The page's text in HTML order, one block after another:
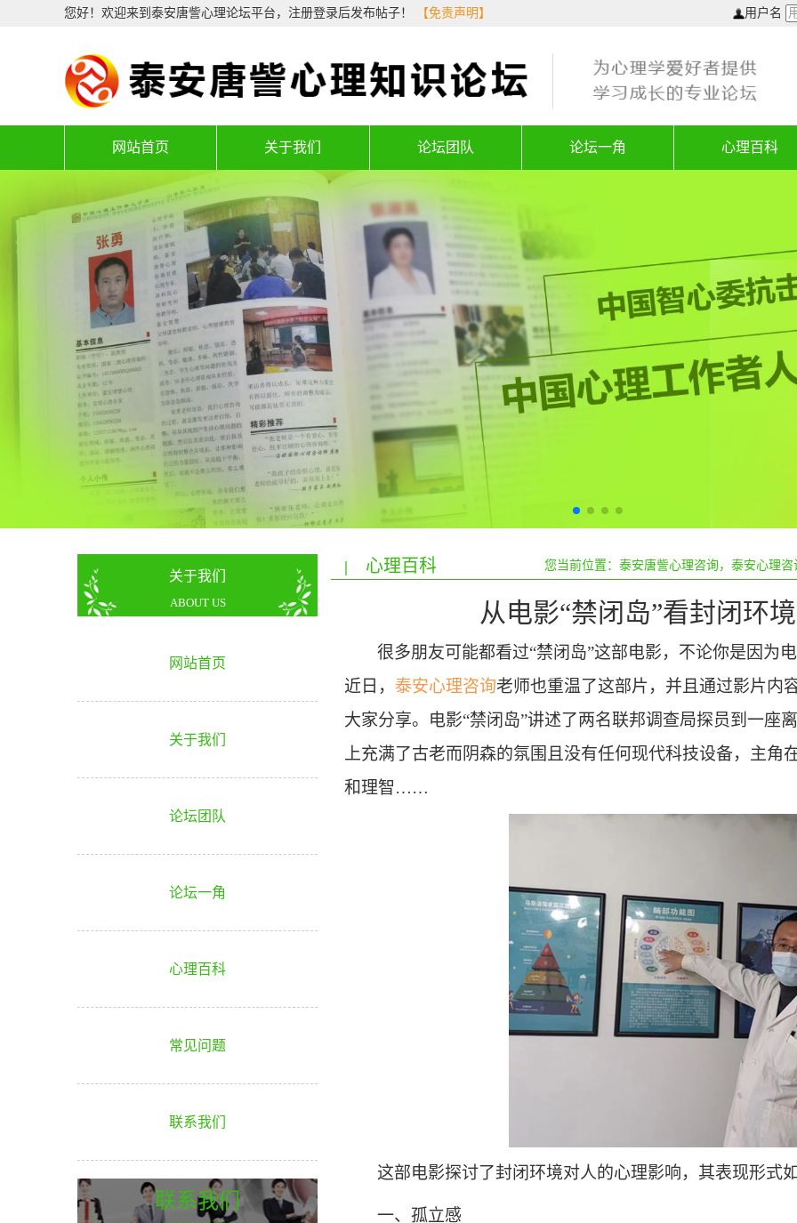
您好！欢迎来到泰安唐訾心理论坛平台，注册登录后发布帖子！ 【免责声明】 用户名
网站首页 关于我们 论坛团队 论坛一角 心理百科
关于我们
ABOUT US
网站首页
关于我们
论坛团队
论坛一角
心理百科
常见问题
联系我们
联系我们
| 心理百科 您当前位置： 泰安唐訾心理咨询，泰安心理
从电影“禁闭岛”看封闭环
很多朋友可能都看过“禁闭岛”这部电影，不论你是因为
近日， 泰安心理咨询老师也重温了这部片，并且通过影片内
大家分享。电影“禁闭岛”讲述了两名联邦调查局探员到一座
上充满了古老而阴森的氛围且 没有任何现代科技设备， 主角
和理智……
这部电影探讨了封闭环境对人的心理影响，其表现形式
一、孤立感